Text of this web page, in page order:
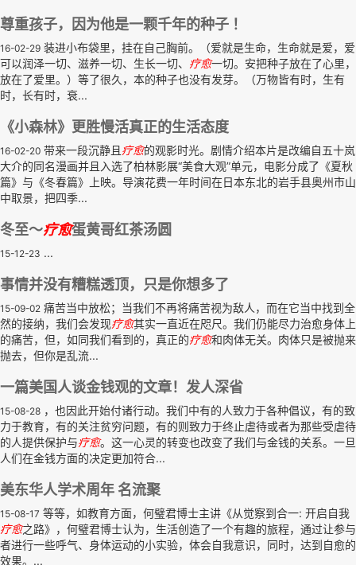
尊重孩子，因为他是一颗千年的种子 ！
16-02-29 装进小布袋里，挂在自己胸前。（爱就是生命，生命就是爱，爱
可以润泽一切、滋养一切、生长一切、 疗愈一切。安把种子放在了心里，
放在了爱里。）等了很久，本的种子也没有发芽。（万物皆有时，生有
时，长有时，衰...
《小森林》更胜慢活真正的生活态度
16-02-20 带来一段沉静且疗愈的观影时光。剧情介绍本片是改编自五十岚
大介的同名漫画并且入选了柏林影展“美食大观”单元，电影分成了《夏秋
篇》与《冬春篇》上映。导演花费一年时间在日本东北的岩手县奥州市山
中取景，把四季...
冬至～疗愈蛋黄哥红茶汤圆
15-12-23 ...
事情并没有糟糕透顶，只是你想多了
15-09-02 痛苦当中放松；当我们不再将痛苦视为敌人，而在它当中找到全
然的接纳，我们会发现疗愈其实一直近在咫尺。我们仍能尽力治愈身体上
的痛苦，但，如同我们看到的，真正的疗愈和肉体无关。肉体只是被抛来
抛去，但你是乱流...
一篇美国人谈金钱观的文章！发人深省
15-08-28 ，也因此开始付诸行动。我们中有的人致力于各种倡议，有的致
力于教育，有的关注贫穷问题，有的则致力于终止虐待或者为那些受虐待
的人提供保护与疗愈。这一心灵的转变也改变了我们与金钱的关系。一旦
人们在金钱方面的决定更加符合...
美东华人学术周年 名流聚
15-08-17 等等，如教育方面，何璧君博士主讲《从觉察到合一: 开启自我
疗愈之路》，何璧君博士认为，生活创造了一个有趣的旅程，通过让参与
者进行一些呼气、身体运动的小实验，体会自我意识，同时，达到自愈的
效果。...